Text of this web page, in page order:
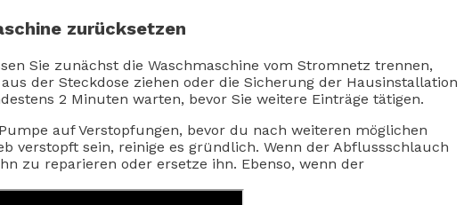
zurücksetzen
Sie zunächst die Waschmaschine vom Stromnetz trennen,
der Steckdose ziehen oder die Sicherung der Hausinstallation
2 Minuten warten, bevor Sie weitere Einträge tätigen.
auf Verstopfungen, bevor du nach weiteren möglichen
verstopft sein, reinige es gründlich. Wenn der Abflussschlauch
zu reparieren oder ersetze ihn. Ebenso, wenn der